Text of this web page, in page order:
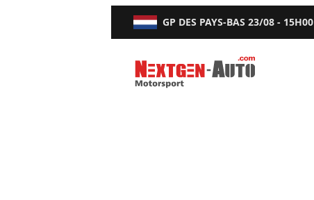
GP DES PAYS-BAS 23/08 - 15H00
Nextgen-Auto.com